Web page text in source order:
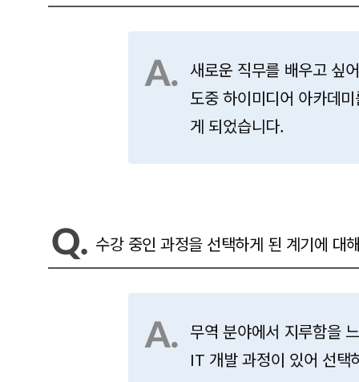
새로운 직무를 배우고 싶
도중 하이미디어 아카데
게 되었습니다.
수강 중인 과정을 선택하게 된 계기에 대
무역 분야에서 지루함을
IT 개발 과정이 있어 선택